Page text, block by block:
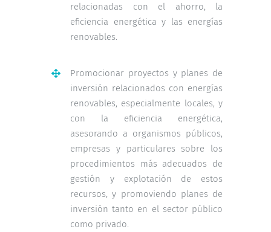
relacionadas con el ahorro, la
eficiencia energética y las energías
renovables.
Promocionar proyectos y planes de
inversión relacionados con energías
renovables, especialmente locales, y
con la eficiencia energética,
asesorando a organismos públicos,
empresas y particulares sobre los
procedimientos más adecuados de
gestión y explotación de estos
recursos, y promoviendo planes de
inversión tanto en el sector público
como privado.